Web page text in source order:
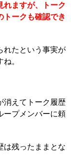
れますが、トーク
トークも確認でき
れたという事実が
。
消えてトーク履歴
ープメンバーに頼
は残ったままとな